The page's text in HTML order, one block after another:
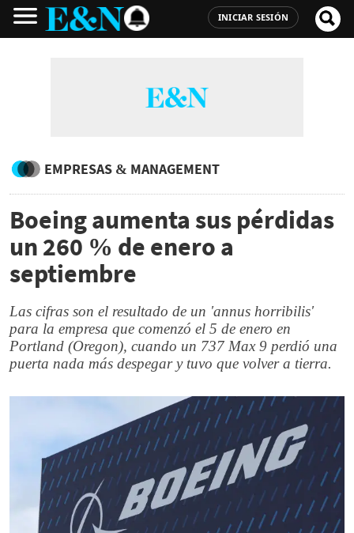
INICIAR SESIÓN
EMPRESAS & MANAGEMENT
Boeing aumenta sus pérdidas
un 260 % de enero a
septiembre
Las cifras son el resultado de un 'annus horribilis'
para la empresa que comenzó el 5 de enero en
Portland (Oregon), cuando un 737 Max 9 perdió una
puerta nada más despegar y tuvo que volver a tierra.